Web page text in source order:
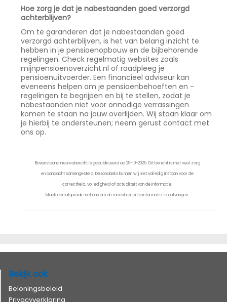
Hoe zorg je dat je nabestaanden goed verzorgd
achterblijven?
Om te garanderen dat je nabestaanden goed
verzorgd achterblijven, is het van belang inzicht te
hebben in je pensioenopbouw en de bijbehorende
regelingen. Check regelmatig websites zoals
mijnpensioenoverzicht.nl of raadpleeg je
pensioenuitvoerder. Een financieel adviseur kan
eveneens helpen om je pensioenbehoeften en -
regelingen te begrijpen en bij te stellen, zodat je
nabestaanden niet voor onnodige verrassingen
komen te staan na jouw overlijden. Wij staan klaar om
je hierbij te ondersteunen; neem gerust contact met
ons op.
Bovenstaand nieuwsbericht is gepubliceerd op 29-10-2025. Dit bericht is met veel zorg
en aandacht samengesteld. Desondanks kunnen wij niet volledig instaan voor de
correctheid, volledigheid of actualiteit van de informatie.
Maak een afspraak met ons om de meest recente informatie te ontvangen.
Bekijk ook
Beloningsbeleid
Privacyverklaring